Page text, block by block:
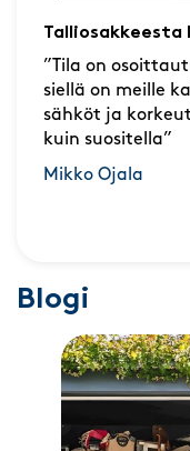
Talliosakkeesta
”Tila on
siellä on meille
sähköt ja
kuin suositella”
Mikko Ojala
Blogi